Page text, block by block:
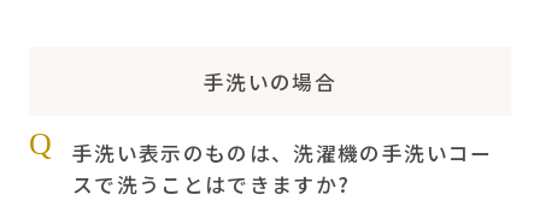
手洗いの場合
Q
手洗い表示のものは、洗濯機の手洗いコー
スで洗うことはできますか?